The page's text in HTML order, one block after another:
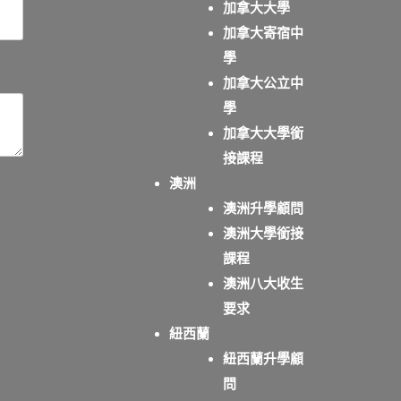
加拿大大學
加拿大寄宿中
學
加拿大公立中
學
加拿大大學銜
接課程
澳洲
澳洲升學顧問
澳洲大學銜接
課程
澳洲八大收生
要求
紐西蘭
紐西蘭升學顧
問